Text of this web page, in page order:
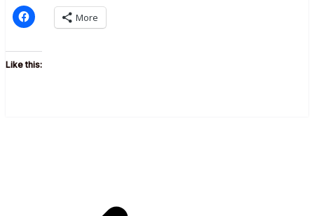
More
Like this: